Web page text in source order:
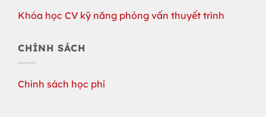
Khóa học CV kỹ năng phỏng vấn thuyết trình
CHÍNH SÁCH
Chính sách học phí